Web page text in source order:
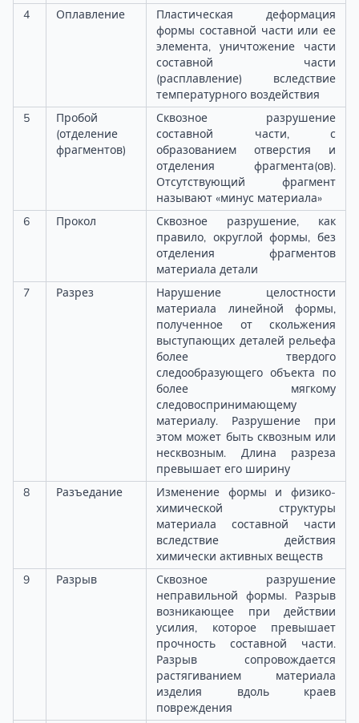
4
Оплавление
Пластическая деформация
формы составной части или ее
элемента, уничтожение части
составной части
(расплавление) вследствие
температурного воздействия
5
Пробой
(отделение
фрагментов)
Сквозное разрушение
составной части, с
образованием отверстия и
отделения фрагмента(ов).
Отсутствующий фрагмент
называют «минус материала»
6
Прокол
Сквозное разрушение, как
правило, округлой формы, без
отделения фрагментов
материала детали
7
Разрез
Нарушение целостности
материала линейной формы,
полученное от скольжения
выступающих деталей рельефа
более твердого
следообразующего объекта по
более мягкому
следовоспринимающему
материалу. Разрушение при
этом может быть сквозным или
несквозным. Длина разреза
превышает его ширину
8
Разъедание
Изменение формы и физико-
химической структуры
материала составной части
вследствие действия
химически активных веществ
9
Разрыв
Сквозное разрушение
неправильной формы. Разрыв
возникающее при действии
усилия, которое превышает
прочность составной части.
Разрыв сопровождается
растягиванием материала
изделия вдоль краев
повреждения